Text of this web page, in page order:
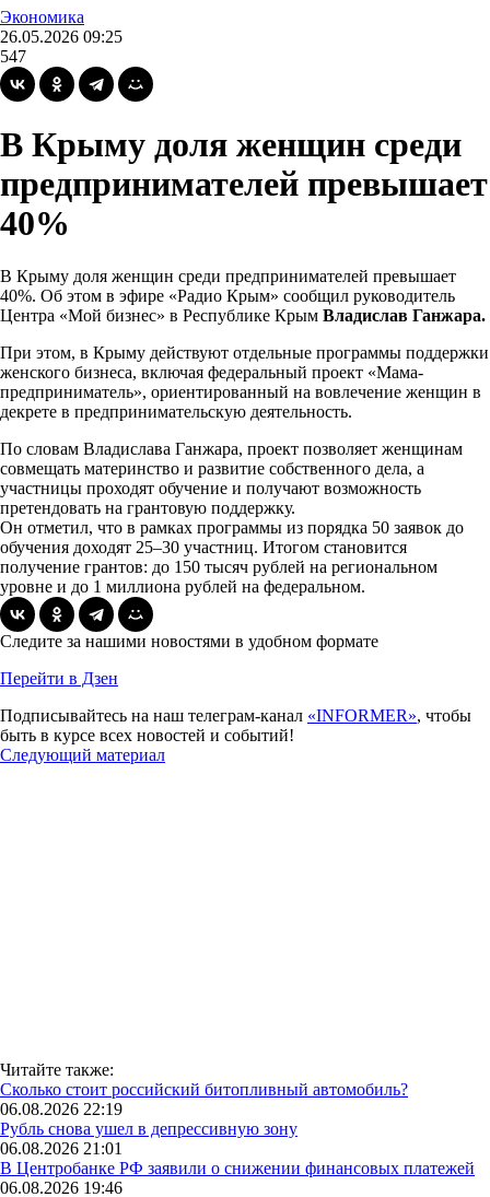
Экономика
26.05.2026 09:25
547
В Крыму доля женщин среди
предпринимателей превышает
40%
В Крыму доля женщин среди предпринимателей превышает
40%. Об этом в эфире «Радио Крым» сообщил руководитель
Центра «Мой бизнес» в Республике Крым Владислав Ганжара.
При этом, в Крыму действуют отдельные программы поддержки
женского бизнеса, включая федеральный проект «Мама-
предприниматель», ориентированный на вовлечение женщин в
декрете в предпринимательскую деятельность.
По словам Владислава Ганжара, проект позволяет женщинам
совмещать материнство и развитие собственного дела, а
участницы проходят обучение и получают возможность
претендовать на грантовую поддержку.
Он отметил, что в рамках программы из порядка 50 заявок до
обучения доходят 25–30 участниц. Итогом становится
получение грантов: до 150 тысяч рублей на региональном
уровне и до 1 миллиона рублей на федеральном.
Следите за нашими новостями в удобном формате
Перейти в Дзен
Подписывайтесь на наш телеграм-канал «INFORMER», чтобы
быть в курсе всех новостей и событий!
Следующий материал
Читайте также:
Сколько стоит российский битопливный автомобиль?
06.08.2026 22:19
Рубль снова ушел в депрессивную зону
06.08.2026 21:01
В Центробанке РФ заявили о снижении финансовых платежей
06.08.2026 19:46